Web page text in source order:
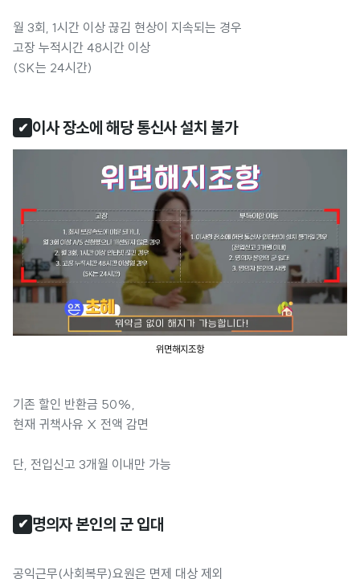
월 3회, 1시간 이상 끊김 현상이 지속되는 경우
고장 누적시간 48시간 이상
(SK는 24시간)
✔ 이사 장소에 해당 통신사 설치 불가
위면해지조항
기존 할인 반환금 50%,
현재 귀책사유 X 전액 감면
단, 전입신고 3개월 이내만 가능
✔ 명의자 본인의 군 입대
공익근무(사회복무)요원은 면제 대상 제외